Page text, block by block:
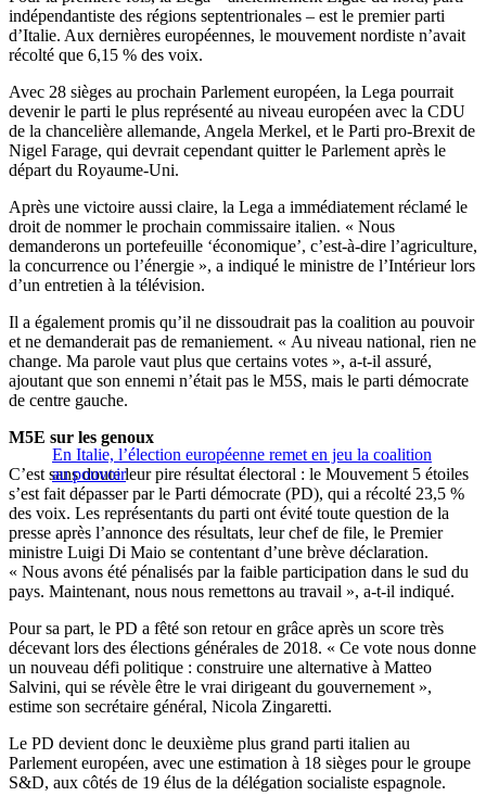
indépendantiste des régions septentrionales – est le premier parti
d’Italie. Aux dernières européennes, le mouvement nordiste n’avait
récolté que 6,15 % des voix.
Avec 28 sièges au prochain Parlement européen, la Lega pourrait
devenir le parti le plus représenté au niveau européen avec la CDU
de la chancelière allemande, Angela Merkel, et le Parti pro-Brexit de
Nigel Farage, qui devrait cependant quitter le Parlement après le
départ du Royaume-Uni.
Après une victoire aussi claire, la Lega a immédiatement réclamé le
droit de nommer le prochain commissaire italien. « Nous
demanderons un portefeuille ‘économique’, c’est-à-dire l’agriculture,
la concurrence ou l’énergie », a indiqué le ministre de l’Intérieur lors
d’un entretien à la télévision.
Il a également promis qu’il ne dissoudrait pas la coalition au pouvoir
et ne demanderait pas de remaniement. « Au niveau national, rien ne
change. Ma parole vaut plus que certains votes », a-t-il assuré,
ajoutant que son ennemi n’était pas le M5S, mais le parti démocrate
de centre gauche.
En Italie, l’élection européenne remet en jeu la coalition
au pouvoir
M5E sur les genoux
C’est sans doute leur pire résultat électoral : le Mouvement 5 étoiles
s’est fait dépasser par le Parti démocrate (PD), qui a récolté 23,5 %
des voix. Les représentants du parti ont évité toute question de la
presse après l’annonce des résultats, leur chef de file, le Premier
ministre Luigi Di Maio se contentant d’une brève déclaration.
« Nous avons été pénalisés par la faible participation dans le sud du
pays. Maintenant, nous nous remettons au travail », a-t-il indiqué.
Pour sa part, le PD a fêté son retour en grâce après un score très
décevant lors des élections générales de 2018. « Ce vote nous donne
un nouveau défi politique : construire une alternative à Matteo
Salvini, qui se révèle être le vrai dirigeant du gouvernement »,
estime son secrétaire général, Nicola Zingaretti.
Le PD devient donc le deuxième plus grand parti italien au
Parlement européen, avec une estimation à 18 sièges pour le groupe
S&D, aux côtés de 19 élus de la délégation socialiste espagnole.